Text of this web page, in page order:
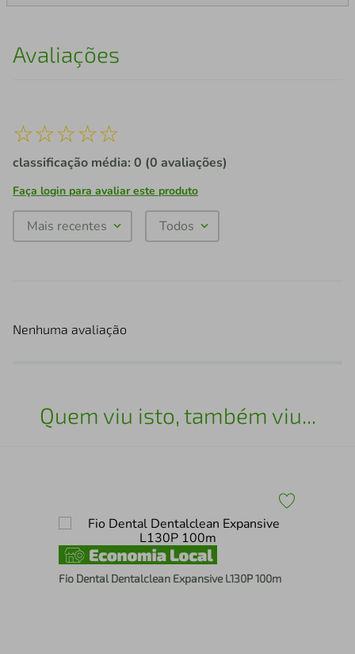
Avaliações
☆☆☆☆☆
classificação média: 0 (0 avaliações)
Faça login para avaliar este produto
Mais recentes Todos
Nenhuma avaliação
Quem viu isto, também viu...
Fio Dental Dentalclean Expansive L130P 100m